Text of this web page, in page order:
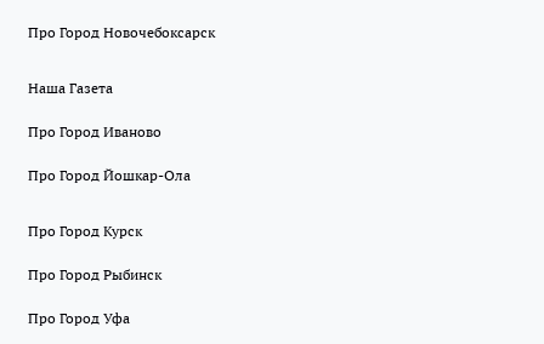
Про Город Новочебоксарск
Наша Газета
Про Город Иваново
Про Город Йошкар-Ола
Про Город Курск
Про Город Рыбинск
Про Город Уфа